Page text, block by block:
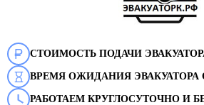
СТОИМОСТЬ ПОДАЧИ
ВРЕМЯ ОЖИДАНИЯ ЭВАКУАТОРА
РАБОТАЕМ КРУГЛОСУТОЧНО И